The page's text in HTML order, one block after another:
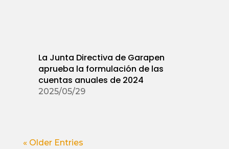
La Junta Directiva de Garapen
aprueba la formulación de las
cuentas anuales de 2024
2025/05/29
« Older Entries